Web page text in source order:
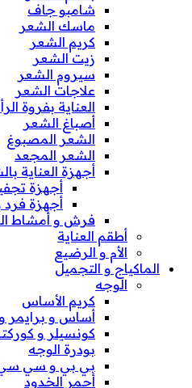
شامبو جاف
ماسك الشعر
كريم الشعر
زيت الشعر
سيروم الشعر
علاجات الشعر
العناية بفروة
أصباغ الشعر
الشعر المصبوغ
الشعر المجعد
أجهزة العناية
أجهزة
أجهزة
فرش و أمشاط
أطقم العناية
الأم و الرضيع
الماكياج و التجميل
الوجه
كريم الأساس
أساس و برايمر
كونسيلر و
بودرة الوجه
بي بي و سي سي
أحمر الخدود